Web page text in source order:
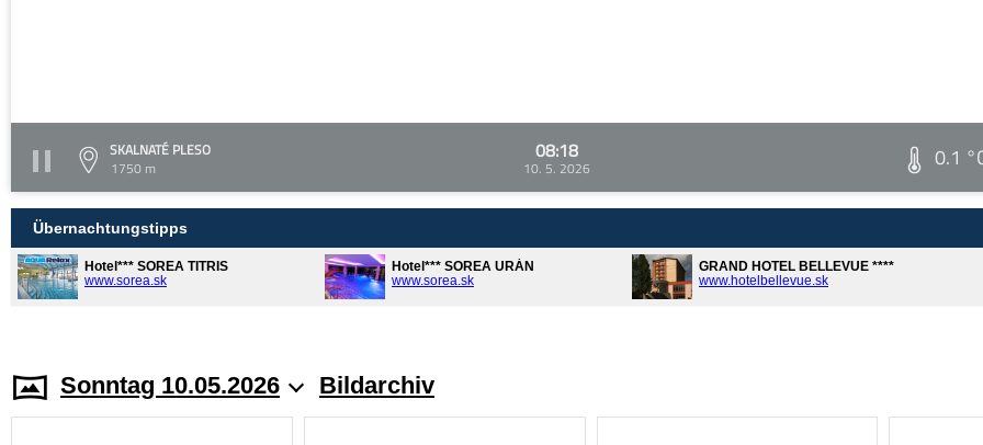
SKALNATÉ PLESO
1750 m
08:18
10. 5. 2026 0.1
Übernachtungstipps
Hotel*** SOREA TITRIS
www.sorea.sk
Hotel*** SOREA URÁN
www.sorea.sk
GRAND HOTEL BELLEVUE ****
www.hotelbellevue.sk
Sonntag 10.05.2026 Bildarchiv